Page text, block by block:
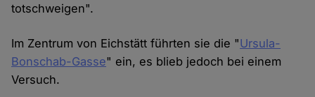
totschweigen".
Im Zentrum von Eichstätt führten sie die "Ursula-
Bonschab-Gasse" ein, es blieb jedoch bei einem
Versuch.